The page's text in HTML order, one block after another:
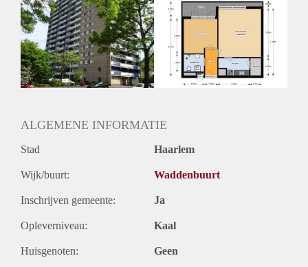
Mogelijk
Inkomen eis
N.V.T.
Huurtermijn
Onbepaalde termijn
Oplevering
ALGEMENE INFORMATIE
Stad Haarlem
Wijk/buurt: Waddenbuurt
Inschrijven gemeente: Ja
Opleverniveau: Kaal
Huisgenoten: Geen